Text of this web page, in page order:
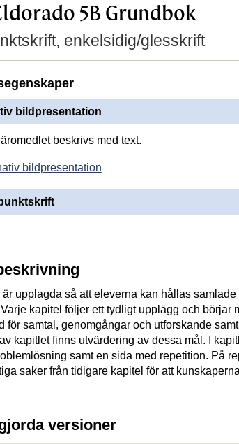
5B Grundbok
enkelsidig/glesskrift
bildpresentation
beskrivs med text.
bildpresentation
upplagda så att eleverna kan hållas samlade
kapitel följer ett tydligt upplägg och börjar
för samtal, genomgångar och utforskande
kapitlet finns utvärdering av dessa mål. I
samt en sida med repetition. På
saker från tidigare kapitel för att
versioner